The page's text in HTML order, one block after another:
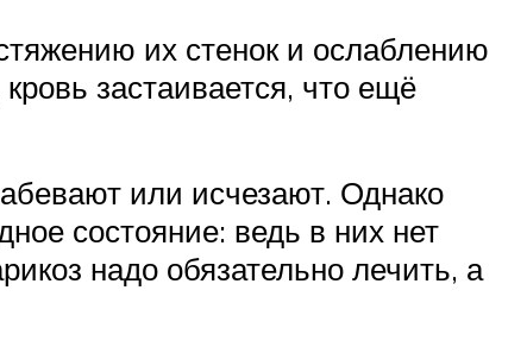
их стенок и ослаблению
застаивается, что ещё
или исчезают. Однако
состояние: ведь в них нет
надо обязательно лечить, а